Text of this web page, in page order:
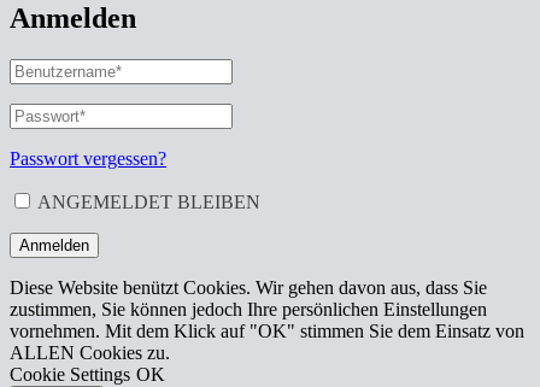
Anmelden
BENUTZERNAME
ODER
E-
MAIL-
ADRESSE*
ERFORDERLICH
PASSWORT
ERFORDERLICH
Passwort vergessen?
ANGEMELDET BLEIBEN
Anmelden
Diese Website benützt Cookies. Wir gehen davon aus, dass Sie
zustimmen, Sie können jedoch Ihre persönlichen Einstellungen
vornehmen. Mit dem Klick auf "OK" stimmen Sie dem Einsatz von
ALLEN Cookies zu.
Cookie Settings OK